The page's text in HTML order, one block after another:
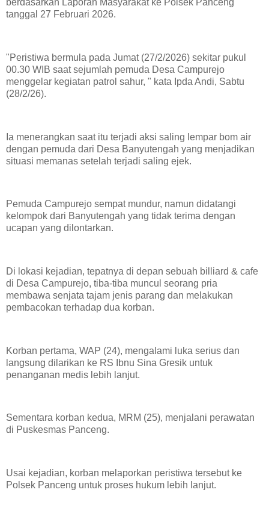
berdasarkan Laporan Masyarakat ke Polsek Panceng
tanggal 27 Februari 2026.
"Peristiwa bermula pada Jumat (27/2/2026) sekitar pukul
00.30 WIB saat sejumlah pemuda Desa Campurejo
menggelar kegiatan patrol sahur, " kata Ipda Andi, Sabtu
(28/2/26).
Ia menerangkan saat itu terjadi aksi saling lempar bom air
dengan pemuda dari Desa Banyutengah yang menjadikan
situasi memanas setelah terjadi saling ejek.
Pemuda Campurejo sempat mundur, namun didatangi
kelompok dari Banyutengah yang tidak terima dengan
ucapan yang dilontarkan.
Di lokasi kejadian, tepatnya di depan sebuah billiard & cafe
di Desa Campurejo, tiba-tiba muncul seorang pria
membawa senjata tajam jenis parang dan melakukan
pembacokan terhadap dua korban.
Korban pertama, WAP (24), mengalami luka serius dan
langsung dilarikan ke RS Ibnu Sina Gresik untuk
penanganan medis lebih lanjut.
Sementara korban kedua, MRM (25), menjalani perawatan
di Puskesmas Panceng.
Usai kejadian, korban melaporkan peristiwa tersebut ke
Polsek Panceng untuk proses hukum lebih lanjut.